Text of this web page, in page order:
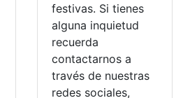
festivas. Si tienes
alguna inquietud
recuerda
contactarnos a
través de nuestras
redes sociales,